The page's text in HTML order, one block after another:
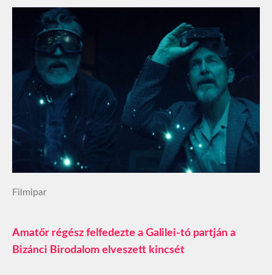
Filmipar
Amatőr régész felfedezte a Galilei-tó partján a
Bizánci Birodalom elveszett kincsét